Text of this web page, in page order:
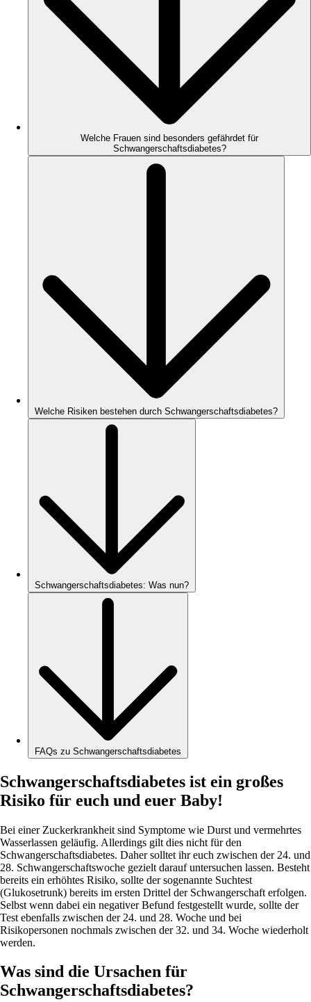
Welche Frauen sind besonders gefährdet für
Schwangerschaftsdiabetes?
Welche Risiken bestehen durch Schwangerschaftsdiabetes?
Schwangerschaftsdiabetes: Was nun?
FAQs zu Schwangerschaftsdiabetes
Schwangerschaftsdiabetes ist ein großes
Risiko für euch und euer Baby!
Bei einer Zuckerkrankheit sind Symptome wie Durst und vermehrtes
Wasserlassen geläufig. Allerdings gilt dies nicht für den
Schwangerschaftsdiabetes. Daher solltet ihr euch zwischen der 24. und
28. Schwangerschaftswoche gezielt darauf untersuchen lassen. Besteht
bereits ein erhöhtes Risiko, sollte der sogenannte Suchtest
(Glukosetrunk) bereits im ersten Drittel der Schwangerschaft erfolgen.
Selbst wenn dabei ein negativer Befund festgestellt wurde, sollte der
Test ebenfalls zwischen der 24. und 28. Woche und bei
Risikopersonen nochmals zwischen der 32. und 34. Woche wiederholt
werden.
Was sind die Ursachen für
Schwangerschaftsdiabetes?